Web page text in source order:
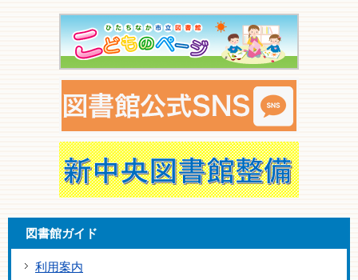
図書館ガイド
利用案内